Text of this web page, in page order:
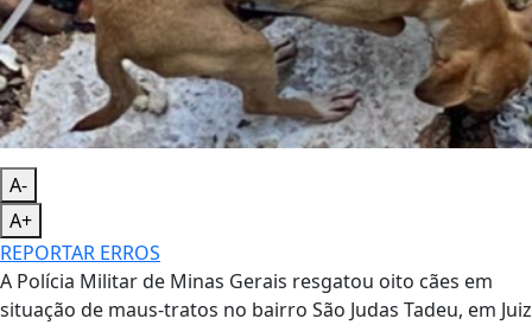
A-
A+
REPORTAR ERROS
A Polícia Militar de Minas Gerais resgatou oito cães em
situação de maus-tratos no bairro São Judas Tadeu, em Juiz